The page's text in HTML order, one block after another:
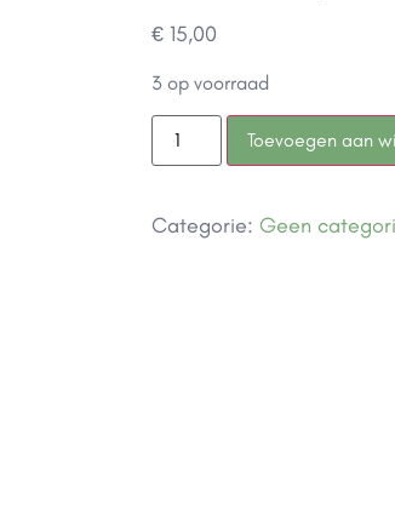
€15,00
3 op voorraad
Toevoegen aan
Categorie: Geen